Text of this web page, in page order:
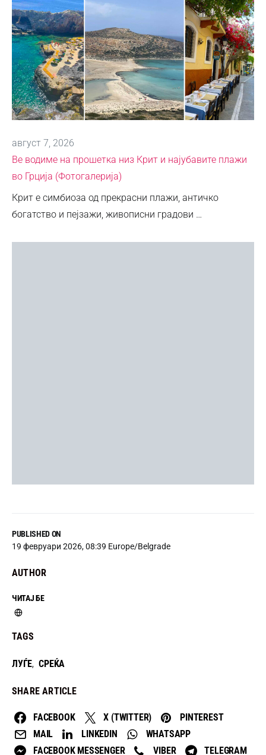
PUBLISHED ON
19 февруари 2026, 08:39 Europe/Belgrade
AUTHOR
ЧИТАЈ БЕ
TAGS
ЛУЃЕ, СРЕЌА
SHARE ARTICLE
FACEBOOK X (TWITTER)
PINTEREST
MAIL
LINKEDIN
WHATSAPP
FACEBOOK MESSENGER
VIBER TELEGRAM
август 7, 2026
Ве водиме на прошетка низ Крит и најубавите плажи
во Грција (Фотогалерија)
Крит е симбиоза од прекрасни плажи, античко
богатство и пејзажи, живописни градови …